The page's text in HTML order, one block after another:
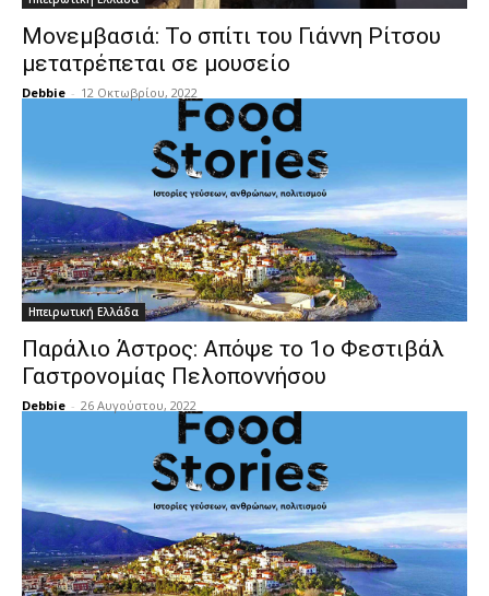
Μονεμβασιά: Το σπίτι του Γιάννη Ρίτσου
μετατρέπεται σε μουσείο
Debbie - 12 Οκτωβρίου, 2022
Ηπειρωτική Ελλάδα
Παράλιο Άστρος: Απόψε το 1ο Φεστιβάλ
Γαστρονομίας Πελοποννήσου
Debbie - 26 Αυγούστου, 2022